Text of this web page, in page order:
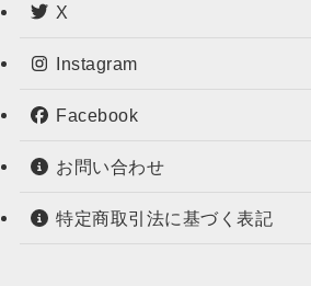
X
Instagram
Facebook
お問い合わせ
特定商取引法に基づく表記